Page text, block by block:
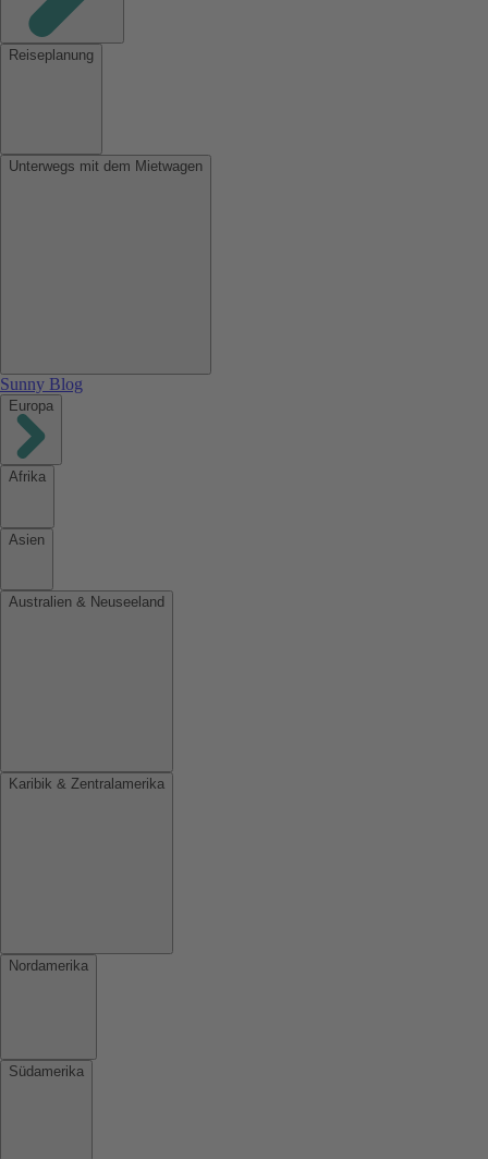
Reiseplanung
Unterwegs mit dem Mietwagen
Sunny Blog
Europa
Afrika
Asien
Australien & Neuseeland
Karibik & Zentralamerika
Nordamerika
Südamerika